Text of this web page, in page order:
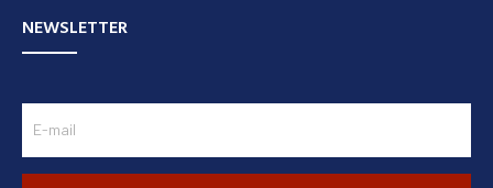
NEWSLETTER